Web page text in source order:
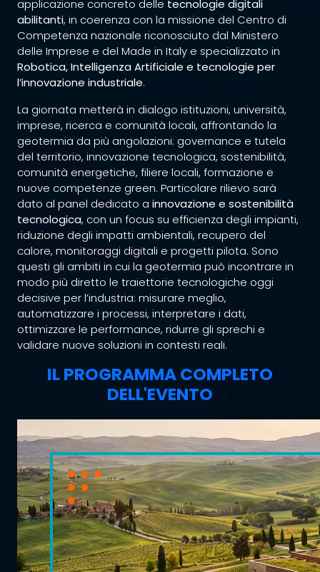
applicazione concreto delle tecnologie digitali
abilitanti, in coerenza con la missione del Centro di
Competenza nazionale riconosciuto dal Ministero
delle Imprese e del Made in Italy e specializzato in
Robotica, Intelligenza Artificiale e tecnologie per
l’innovazione industriale.
La giornata metterà in dialogo istituzioni, università,
imprese, ricerca e comunità locali, affrontando la
geotermia da più angolazioni: governance e tutela
del territorio, innovazione tecnologica, sostenibilità,
comunità energetiche, filiere locali, formazione e
nuove competenze green. Particolare rilievo sarà
dato al panel dedicato a innovazione e sostenibilità
tecnologica, con un focus su efficienza degli impianti,
riduzione degli impatti ambientali, recupero del
calore, monitoraggi digitali e progetti pilota. Sono
questi gli ambiti in cui la geotermia può incontrare in
modo più diretto le traiettorie tecnologiche oggi
decisive per l’industria: misurare meglio,
automatizzare i processi, interpretare i dati,
ottimizzare le performance, ridurre gli sprechi e
validare nuove soluzioni in contesti reali.
IL PROGRAMMA COMPLETO
DELL'EVENTO